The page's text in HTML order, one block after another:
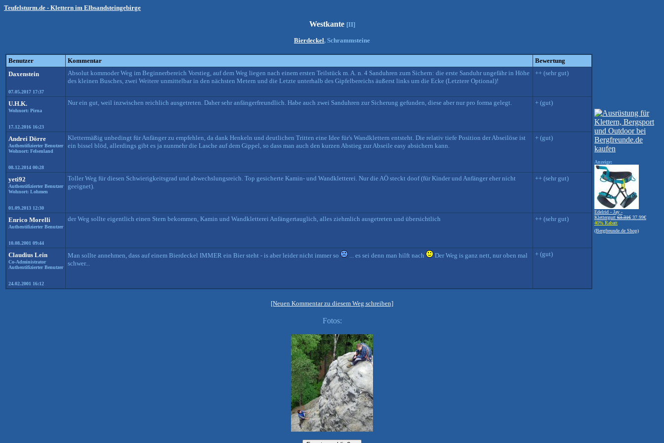
Teufelsturm.de - Klettern im Elbsandsteingebirge
Westkante [II]
Bierdeckel, Schrammsteine
Benutzer Kommentar
Bewertung
Daxenstein
07.05.2017 17:37
Absolut kommoder Weg im Beginnerbereich Vorstieg, auf dem Weg liegen nach einem ersten Teilstück m. A. n. 4 Sanduhren zum Sichern: die erste Sanduhr ungefähr in Höhe
des kleinen Busches, zwei Weitere unmittelbar in den nächsten Metern und die Letzte unterhalb des Gipfelbereichs äußerst links um die Ecke (Letztere Optional)!
++ (sehr gut)
U.H.K.
Wohnort: Pirna
17.12.2016 16:23
Nur ein gut, weil inzwischen reichlich ausgetreten. Daher sehr anfängerfreundlich. Habe auch zwei Sanduhren zur Sicherung gefunden, diese aber nur pro forma gelegt. + (gut)
Andrei Dörre
Authentifizierter Benutzer
Wohnort: Felsenland
08.12.2014 00:28
Klettermäßig unbedingt für Anfänger zu empfehlen, da dank Henkeln und deutlichen Tritten eine Idee für's Wandklettern entsteht. Die relativ tiefe Position der Abseilöse ist
ein bissel blöd, allerdings gibt es ja nunmehr die Lasche auf dem Gippel, so dass man auch den kurzen Abstieg zur Abseile easy absichern kann.
+ (gut)
yeti92
Authentifizierter Benutzer
Wohnort: Lohmen
01.09.2013 12:30
Toller Weg für diesen Schwierigkeitsgrad und abwechslungsreich. Top gesicherte Kamin- und Wandkletterei. Nur die AÖ steckt doof (für Kinder und Anfänger eher nicht
geeignet).
++ (sehr gut)
Enrico Morelli
Authentifizierter Benutzer
10.08.2001 09:44
der Weg sollte eigentlich einen Stern bekommen, Kamin und Wandkletterei Anfängertauglich, alles ziehmlich ausgetreten und übersichtlich ++ (sehr gut)
Claudius Lein
Co-Administrator
Authentifizierter Benutzer
24.02.2001 16:12
Man sollte annehmen, dass auf einem Bierdeckel IMMER ein Bier steht - is aber leider nicht immer so ... es sei denn man hilft nach
Der Weg is ganz nett, nur oben mal
schwer...
+ (gut)
Anzeige:
Edelrid - Jay -
Klettergurt 63.31€ 37.99€
40% Rabatt
(Bergfreunde.de Shop)
[Neuen Kommentar zu diesem Weg schreiben]
Fotos: